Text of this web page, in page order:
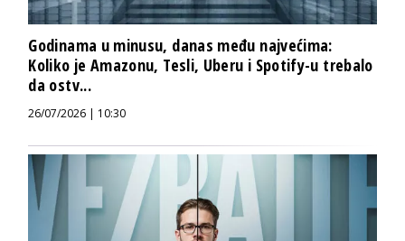
Godinama u minusu, danas među najvećima:
Koliko je Amazonu, Tesli, Uberu i Spotify-u trebalo
da ostv...
26/07/2026 | 10:30